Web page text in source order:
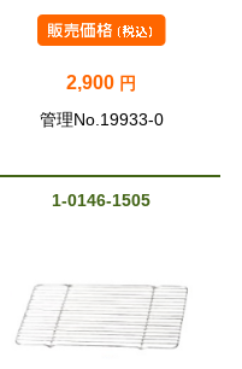
2,900 円
管理No.19933-0
1-0146-1505